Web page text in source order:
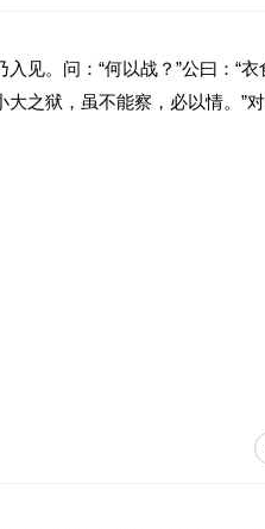
入见。问：“何以战？”公曰：“
之狱，虽不能察，必以情。”